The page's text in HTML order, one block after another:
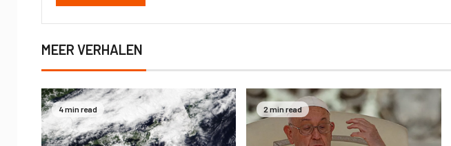
MEER VERHALEN
4 min read 2 min read